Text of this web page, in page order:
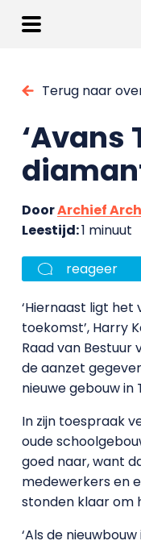
Terug naar
‘Avans
DoorArchief
Leestijd:1 minuut
reageer
‘Hiernaast ligt het
toekomst’, Harry
Raad van
de aanzet
nieuwe gebouw in
In zijn toespraak
oude
goed naar, want
medewerkers en
stonden klaar om
‘Als de